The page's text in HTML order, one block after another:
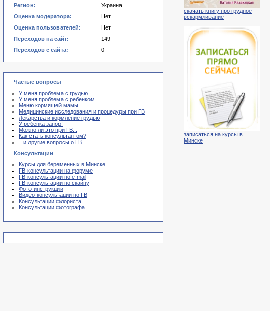
Регион:
Украина
Оценка модератора:
Нет
Оценка пользователей:
Нет
Переходов на сайт:
149
Переходов с сайта:
0
Частые вопросы
У меня проблема с грудью
У меня проблема с ребенком
Меню кормящей мамы
Медицинские исследования и процедуры при ГВ
Лекарства и кормление грудью
У ребенка запор!
Можно ли это при ГВ...
Как стать консультантом?
...и другие вопросы о ГВ
Консультации
Курсы для беременных в Минске
ГВ-консультации на форуме
ГВ-консультации по e-mail
ГВ-консультации по скайпу
Фото-инструкции
Видео-консультации по ГВ
Консультации флориста
Консультации фотографа
скачать книгу про грудное
вскармливание
записаться на курсы в
Минске